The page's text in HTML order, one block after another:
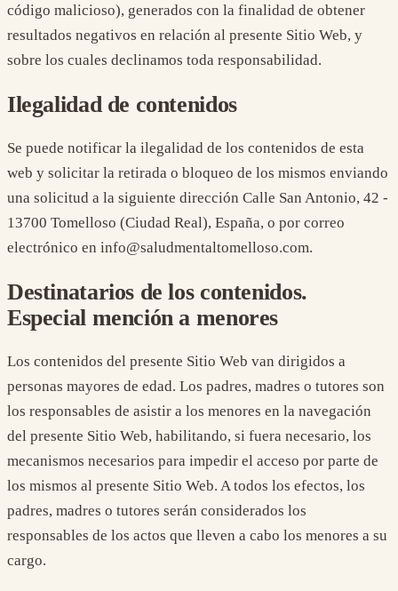
código malicioso), generados con la finalidad de obtener
resultados negativos en relación al presente Sitio Web, y
sobre los cuales declinamos toda responsabilidad.
Ilegalidad de contenidos
Se puede notificar la ilegalidad de los contenidos de esta
web y solicitar la retirada o bloqueo de los mismos enviando
una solicitud a la siguiente dirección Calle San Antonio, 42 -
13700 Tomelloso (Ciudad Real), España, o por correo
electrónico en info@saludmentaltomelloso.com.
Destinatarios de los contenidos.
Especial mención a menores
Los contenidos del presente Sitio Web van dirigidos a
personas mayores de edad. Los padres, madres o tutores son
los responsables de asistir a los menores en la navegación
del presente Sitio Web, habilitando, si fuera necesario, los
mecanismos necesarios para impedir el acceso por parte de
los mismos al presente Sitio Web. A todos los efectos, los
padres, madres o tutores serán considerados los
responsables de los actos que lleven a cabo los menores a su
cargo.